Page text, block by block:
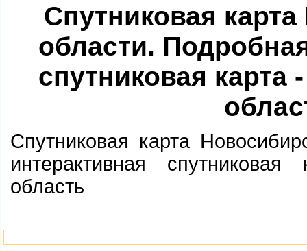
Спутниковая
области.
спутниковая карта
Спутниковая карта
интерактивная
область